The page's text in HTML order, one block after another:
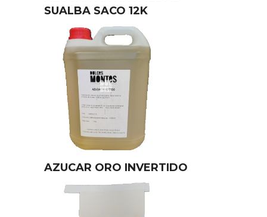
SUALBA SACO 12K
AZUCAR ORO INVERTIDO